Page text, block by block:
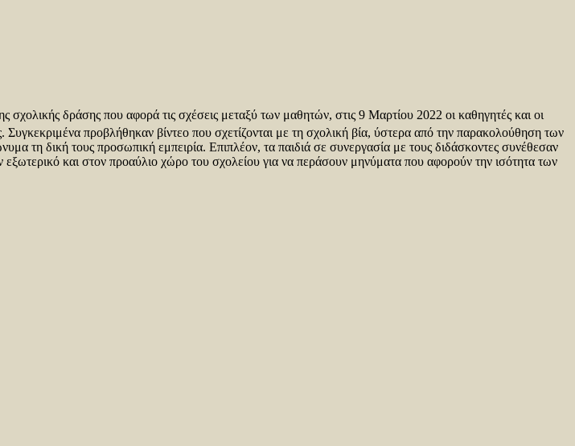
δράσης που αφορά τις σχέσεις μεταξύ των μαθητών, στις 9 Μαρτίου 2022 οι καθηγητές και οι
Συγκεκριμένα προβλήθηκαν βίντεο που σχετίζονται με τη σχολική βία, ύστερα από την παρακολούθηση των
τη δική τους προσωπική εμπειρία. Επιπλέον, τα παιδιά σε συνεργασία με τους διδάσκοντες συνέθεσαν
και στον προαύλιο χώρο του σχολείου για να περάσουν μηνύματα που αφορούν την ισότητα των